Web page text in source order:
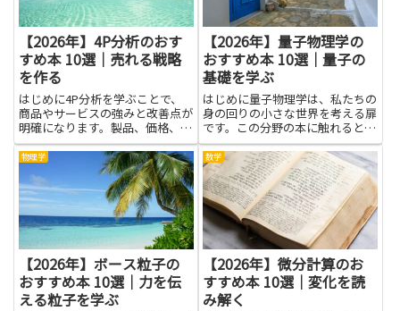
【2026年】4P分析のおす
すめ本 10選｜売れる戦略
を作る
はじめに4P分析を学ぶことで、
商品やサービスの強みと改善点が
明確になります。製品、価格、流
通、プロモーションという視点を
順に整理すると、ターゲットに届
く価値が見えやすくなり、売れる
戦略を作るための土台が整いま
す。本記事で紹介する書籍は、基
礎...
【2026年】量子物理学の
おすすめ本 10選｜量子の
基礎を学ぶ
はじめに量子物理学は、私たちの
身の回りの小さな世界を考える扉
です。この分野の本に触れると、
難しそうな印象がぐっとやわら
ぎ、自然と好奇心が湧いてきま
す。最初は大きな図や実生活の例
を使い、基本の言葉を丁寧に拾い
読みするのがよいでしょう。量子
の世...
物理学
【2026年】ボース粒子の
おすすめ本 10選｜力を伝
える粒子を学ぶ
数学
【2026年】微分計算のお
すすめ本 10選｜変化を読
み解く